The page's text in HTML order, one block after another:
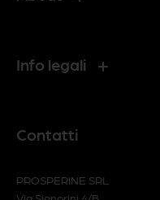
Info legali
Contatti
PROSPERINE SRL